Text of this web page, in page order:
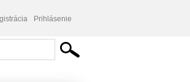
Prihlásenie